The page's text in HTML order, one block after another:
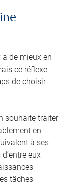
a de mieux en
ce réflexe
de choisir
souhaite traiter
en
à ses
eux
tâches